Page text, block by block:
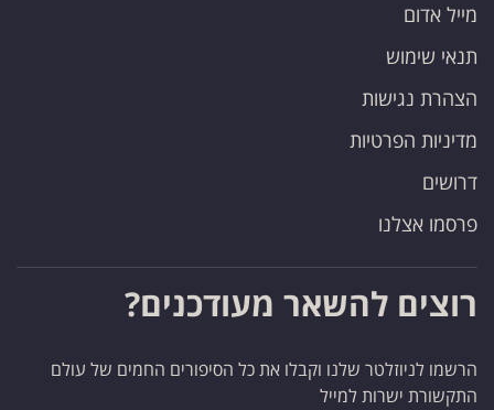
מייל אדום
תנאי שימוש
הצהרת נגישות
מדיניות הפרטיות
דרושים
פרסמו אצלנו
רוצים להשאר מעודכנים?
הרשמו לניוזלטר שלנו וקבלו את כל הסיפורים החמים של עולם
התקשורת ישרות למייל